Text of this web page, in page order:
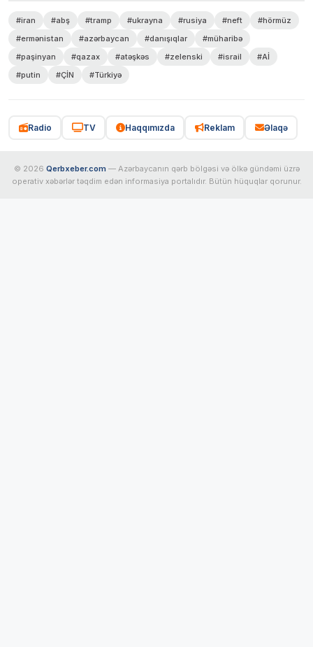
#iran #abş #tramp #ukrayna #rusiya #neft
#hörmüz
#ermənistan
#azərbaycan #danışıqlar
#müharibə
#paşinyan
#qazax #atəşkəs #zelenski #israil
#Aİ
#putin
#ÇİN #Türkiyə
Radio TV Haqqımızda Reklam Əlaqə
© 2026 Qerbxeber.com — Azərbaycanın qərb bölgəsi və ölkə gündəmi üzrə
operativ xəbərlər təqdim edən informasiya portalıdır. Bütün hüquqlar qorunur.